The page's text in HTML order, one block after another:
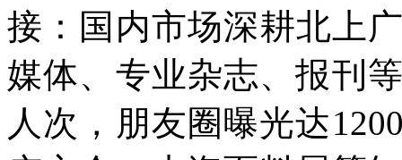
接：国内市场深耕北上
媒体、专业杂志、报刊
人次，朋友圈曝光达